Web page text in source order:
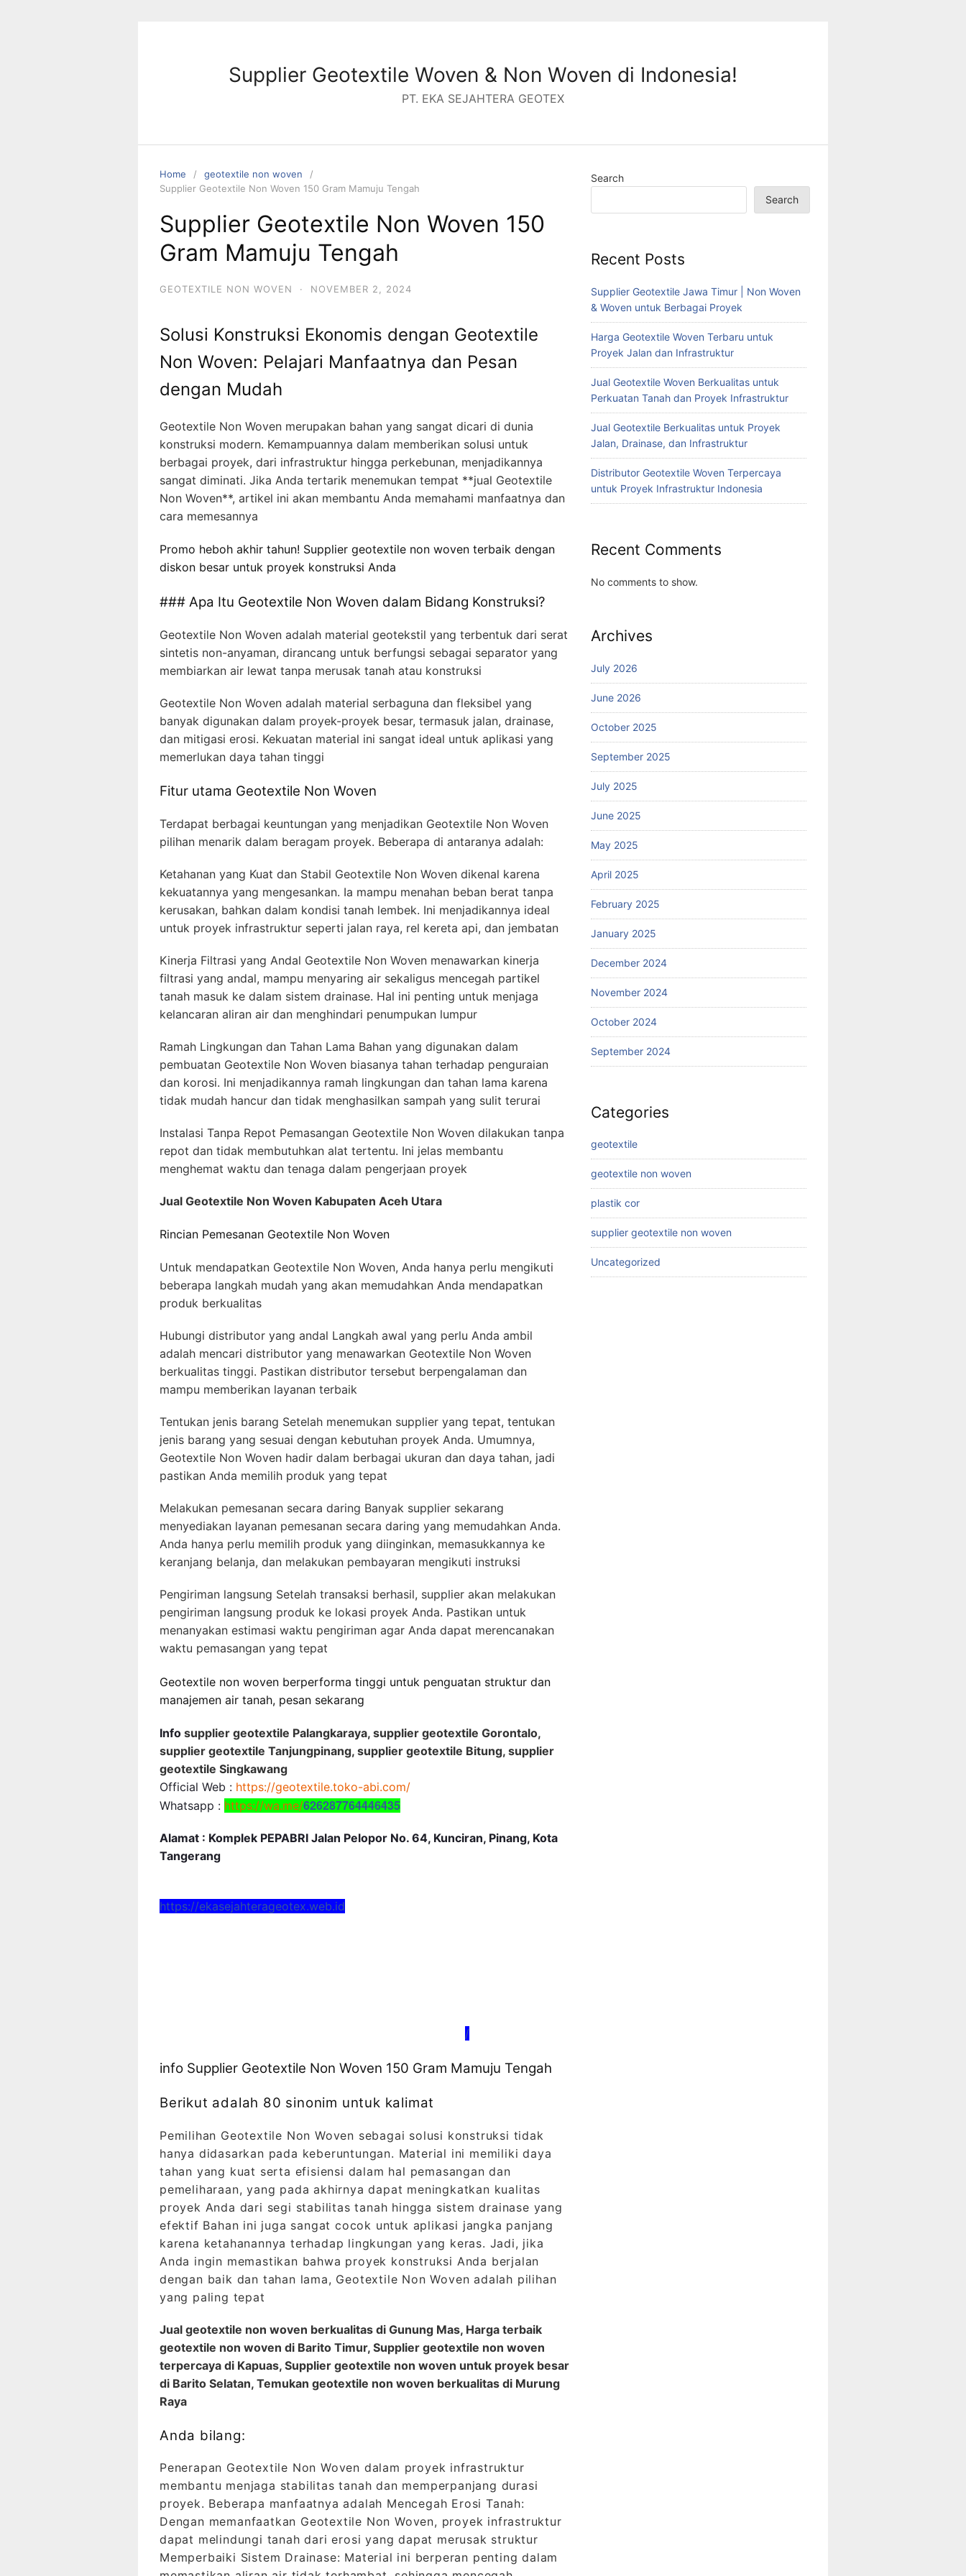
Supplier Geotextile Woven & Non Woven di Indonesia!
PT. EKA SEJAHTERA GEOTEX
Home
geotextile non woven
Supplier Geotextile Non Woven 150 Gram Mamuju Tengah
Supplier Geotextile Non Woven 150
Gram Mamuju Tengah
GEOTEXTILE NON WOVEN · NOVEMBER 2, 2024
Solusi Konstruksi Ekonomis dengan Geotextile
Non Woven: Pelajari Manfaatnya dan Pesan
dengan Mudah
Geotextile Non Woven merupakan bahan yang sangat dicari di dunia
konstruksi modern. Kemampuannya dalam memberikan solusi untuk
berbagai proyek, dari infrastruktur hingga perkebunan, menjadikannya
sangat diminati. Jika Anda tertarik menemukan tempat **jual Geotextile
Non Woven**, artikel ini akan membantu Anda memahami manfaatnya dan
cara memesannya
Promo heboh akhir tahun! Supplier geotextile non woven terbaik dengan
diskon besar untuk proyek konstruksi Anda
### Apa Itu Geotextile Non Woven dalam Bidang Konstruksi?
Geotextile Non Woven adalah material geotekstil yang terbentuk dari serat
sintetis non-anyaman, dirancang untuk berfungsi sebagai separator yang
membiarkan air lewat tanpa merusak tanah atau konstruksi
Geotextile Non Woven adalah material serbaguna dan fleksibel yang
banyak digunakan dalam proyek-proyek besar, termasuk jalan, drainase,
dan mitigasi erosi. Kekuatan material ini sangat ideal untuk aplikasi yang
memerlukan daya tahan tinggi
Fitur utama Geotextile Non Woven
Terdapat berbagai keuntungan yang menjadikan Geotextile Non Woven
pilihan menarik dalam beragam proyek. Beberapa di antaranya adalah:
Ketahanan yang Kuat dan Stabil Geotextile Non Woven dikenal karena
kekuatannya yang mengesankan. Ia mampu menahan beban berat tanpa
kerusakan, bahkan dalam kondisi tanah lembek. Ini menjadikannya ideal
untuk proyek infrastruktur seperti jalan raya, rel kereta api, dan jembatan
Kinerja Filtrasi yang Andal Geotextile Non Woven menawarkan kinerja
filtrasi yang andal, mampu menyaring air sekaligus mencegah partikel
tanah masuk ke dalam sistem drainase. Hal ini penting untuk menjaga
kelancaran aliran air dan menghindari penumpukan lumpur
Ramah Lingkungan dan Tahan Lama Bahan yang digunakan dalam
pembuatan Geotextile Non Woven biasanya tahan terhadap penguraian
dan korosi. Ini menjadikannya ramah lingkungan dan tahan lama karena
tidak mudah hancur dan tidak menghasilkan sampah yang sulit terurai
Instalasi Tanpa Repot Pemasangan Geotextile Non Woven dilakukan tanpa
repot dan tidak membutuhkan alat tertentu. Ini jelas membantu
menghemat waktu dan tenaga dalam pengerjaan proyek
Jual Geotextile Non Woven Kabupaten Aceh Utara
Rincian Pemesanan Geotextile Non Woven
Untuk mendapatkan Geotextile Non Woven, Anda hanya perlu mengikuti
beberapa langkah mudah yang akan memudahkan Anda mendapatkan
produk berkualitas
Hubungi distributor yang andal Langkah awal yang perlu Anda ambil
adalah mencari distributor yang menawarkan Geotextile Non Woven
berkualitas tinggi. Pastikan distributor tersebut berpengalaman dan
mampu memberikan layanan terbaik
Tentukan jenis barang Setelah menemukan supplier yang tepat, tentukan
jenis barang yang sesuai dengan kebutuhan proyek Anda. Umumnya,
Geotextile Non Woven hadir dalam berbagai ukuran dan daya tahan, jadi
pastikan Anda memilih produk yang tepat
Melakukan pemesanan secara daring Banyak supplier sekarang
menyediakan layanan pemesanan secara daring yang memudahkan Anda.
Anda hanya perlu memilih produk yang diinginkan, memasukkannya ke
keranjang belanja, dan melakukan pembayaran mengikuti instruksi
Pengiriman langsung Setelah transaksi berhasil, supplier akan melakukan
pengiriman langsung produk ke lokasi proyek Anda. Pastikan untuk
menanyakan estimasi waktu pengiriman agar Anda dapat merencanakan
waktu pemasangan yang tepat
Geotextile non woven berperforma tinggi untuk penguatan struktur dan
manajemen air tanah, pesan sekarang
Info supplier geotextile Palangkaraya, supplier geotextile Gorontalo,
supplier geotextile Tanjungpinang, supplier geotextile Bitung, supplier
geotextile Singkawang
Official Web : https://geotextile.toko-abi.com/
Whatsapp : https://wa.me/626287764446435
Alamat : Komplek PEPABRI Jalan Pelopor No. 64, Kunciran, Pinang, Kota
Tangerang
https://ekasejahterageotex.web.id
/
info Supplier Geotextile Non Woven 150 Gram Mamuju Tengah
Berikut adalah 80 sinonim untuk kalimat
Pemilihan Geotextile Non Woven sebagai solusi konstruksi tidak
hanya didasarkan pada keberuntungan. Material ini memiliki daya
tahan yang kuat serta efisiensi dalam hal pemasangan dan
pemeliharaan, yang pada akhirnya dapat meningkatkan kualitas
proyek Anda dari segi stabilitas tanah hingga sistem drainase yang
efektif Bahan ini juga sangat cocok untuk aplikasi jangka panjang
karena ketahanannya terhadap lingkungan yang keras. Jadi, jika
Anda ingin memastikan bahwa proyek konstruksi Anda berjalan
dengan baik dan tahan lama, Geotextile Non Woven adalah pilihan
yang paling tepat
Jual geotextile non woven berkualitas di Gunung Mas, Harga terbaik
geotextile non woven di Barito Timur, Supplier geotextile non woven
terpercaya di Kapuas, Supplier geotextile non woven untuk proyek besar
di Barito Selatan, Temukan geotextile non woven berkualitas di Murung
Raya
Anda bilang:
Penerapan Geotextile Non Woven dalam proyek infrastruktur
membantu menjaga stabilitas tanah dan memperpanjang durasi
proyek. Beberapa manfaatnya adalah Mencegah Erosi Tanah:
Dengan memanfaatkan Geotextile Non Woven, proyek infrastruktur
dapat melindungi tanah dari erosi yang dapat merusak struktur
Memperbaiki Sistem Drainase: Material ini berperan penting dalam
Search
Search
Recent Posts
Supplier Geotextile Jawa Timur | Non Woven
& Woven untuk Berbagai Proyek
Harga Geotextile Woven Terbaru untuk
Proyek Jalan dan Infrastruktur
Jual Geotextile Woven Berkualitas untuk
Perkuatan Tanah dan Proyek Infrastruktur
Jual Geotextile Berkualitas untuk Proyek
Jalan, Drainase, dan Infrastruktur
Distributor Geotextile Woven Terpercaya
untuk Proyek Infrastruktur Indonesia
Recent Comments
No comments to show.
Archives
July 2026
June 2026
October 2025
September 2025
July 2025
June 2025
May 2025
April 2025
February 2025
January 2025
December 2024
November 2024
October 2024
September 2024
Categories
geotextile
geotextile non woven
plastik cor
supplier geotextile non woven
Uncategorized